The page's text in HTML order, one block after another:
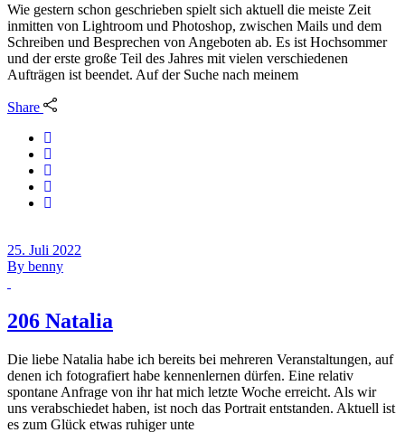
Wie gestern schon geschrieben spielt sich aktuell die meiste Zeit
inmitten von Lightroom und Photoshop, zwischen Mails und dem
Schreiben und Besprechen von Angeboten ab. Es ist Hochsommer
und der erste große Teil des Jahres mit vielen verschiedenen
Aufträgen ist beendet. Auf der Suche nach meinem
Share
25. Juli 2022
By benny
206 Natalia
Die liebe Natalia habe ich bereits bei mehreren Veranstaltungen, auf
denen ich fotografiert habe kennenlernen dürfen. Eine relativ
spontane Anfrage von ihr hat mich letzte Woche erreicht. Als wir
uns verabschiedet haben, ist noch das Portrait entstanden. Aktuell ist
es zum Glück etwas ruhiger unte